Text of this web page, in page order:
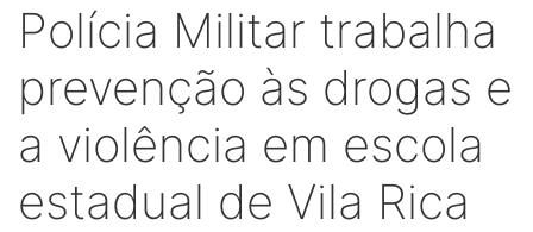
Polícia Militar trabalha
prevenção às drogas e
a violência em escola
estadual de Vila Rica